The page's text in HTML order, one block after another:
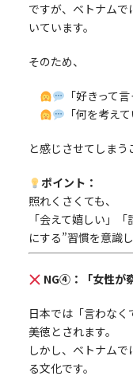
ですが、ベトナム
いています。
そのため、
「好きって
「何を考え
と感じさせてしまう
ポイント：
照れくさくても、
「会えて嬉しい」
にする”習慣を意識
NG④：「女性が
日本では「言わな
美徳とされます。
しかし、ベトナム
る文化です。